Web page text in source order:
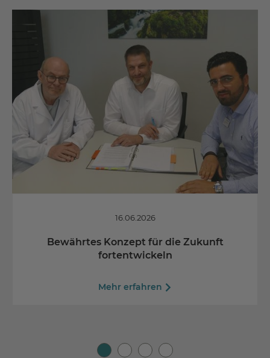
16.06.2026
Bewährtes Konzept für die Zukunft
fortentwickeln
Mehr erfahren